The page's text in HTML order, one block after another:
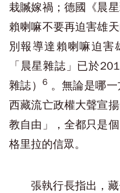
栽贓嫁禍；德國《晨
賴喇嘛不要再迫害雄
別報導達賴喇嘛迫害
「晨星雜誌」已於
雜誌）6 。無論是哪
西藏流亡政權大聲宣
教自由」，全都只是
格里拉的信眾。
張執行長指出，